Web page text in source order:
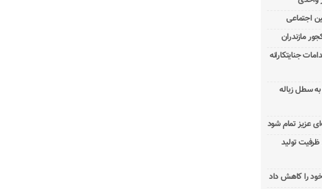
جنایتکارانه
سطل زباله
عزیز تمام شود
تولید
را کاهش داد